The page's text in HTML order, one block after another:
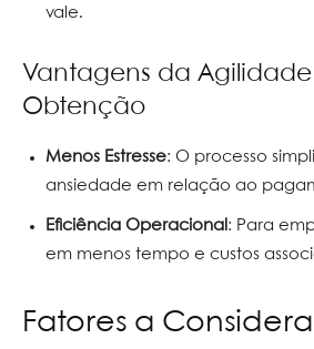
vale.
Vantagens da
Obtenção
Menos Estresse: O processo
ansiedade em relação ao
Eficiência Operacional : Para
em menos tempo e custos
Fatores a